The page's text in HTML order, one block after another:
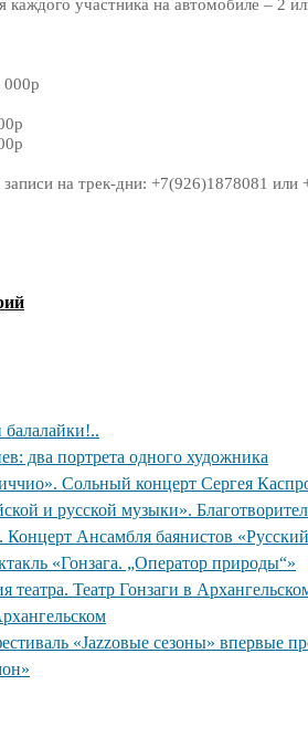
каждого участника на автомобиле – 2
000р
записи на трек-дни: +7(926)1878081
балалайки!..
два портрета одного художника
Сольный концерт Сергея
и русской музыки».
Концерт Ансамбля баянистов
«Гонзага. „Оператор природы“»
театра. Театр Гонзаги в
«Jazzовые сезоны» впервые